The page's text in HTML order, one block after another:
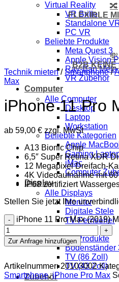
Virtual Reality
VR Brille
Standalone
PC VR
Beliebte Produkte
Meta Quest 3
Apple Vision
Ray-Ban Meta
VR Zubehör
Computer
Alle Computer
Desktop
Laptop
Workstation
Beliebte Kategorien
Apple
Gaming
iMac
Computer
Display
Alle Displays
Monitor
Digitale Stele
TV Fernseher
Beliebte Produkte
Bodenständer
TV (86 Zoll)
TV (43 Zoll)
Zubehör
🔀
FLEXIBLE
💸
B2B KEINE
Technik mieten / Smartphone /
Max
iPhone 11 Pro
ab 59,00 € zzgl. MwSt
A13 Bionic Chip
6,5″ Super Retina XDR
12 Megapixel Dreifach-
4K Videoaufnahme mit
IP68 zertifiziert
Stellen Sie jetzt Ihre
iPhone 11 Pro Max (2019)
Zur Anfrage hinzufügen
Artikelnummer:20103002
Smartphone,iPhone Pro Max